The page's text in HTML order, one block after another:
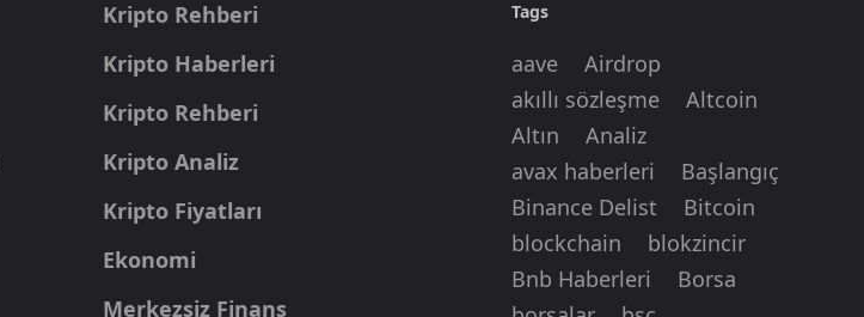
Kripto Rehberi
Kripto Haberleri
Kripto Rehberi
Kripto Analiz
Kripto Fiyatları
Ekonomi
Merkezsiz Finans
Tags
aave
Airdrop
akıllı sözleşme
Altcoin
Altın
Analiz
avax haberleri
Başlangıç
Binance Delist
Bitcoin
blockchain
blokzincir
Bnb Haberleri
Borsa